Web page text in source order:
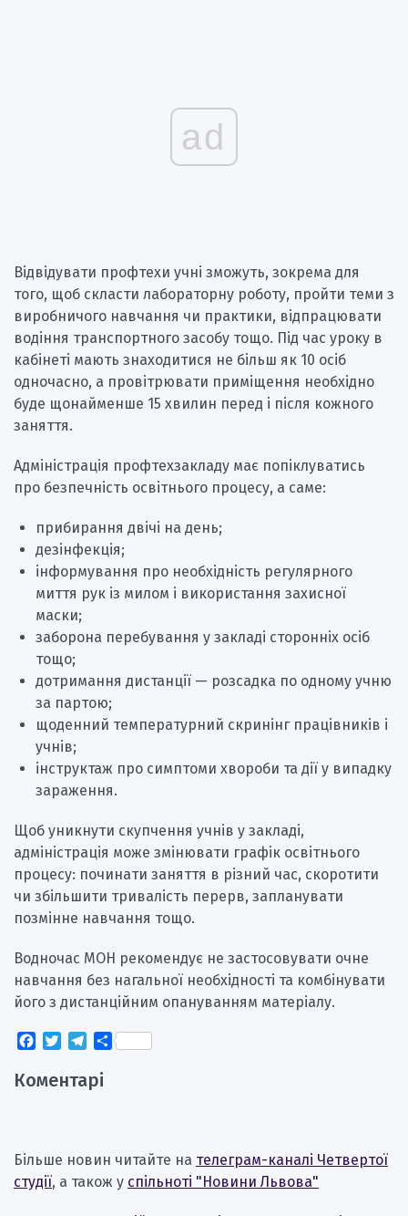
ad
Відвідувати профтехи учні зможуть, зокрема для
того, щоб скласти лабораторну роботу, пройти теми з
виробничого навчання чи практики, відпрацювати
водіння транспортного засобу тощо. Під час уроку в
кабінеті мають знаходитися не більш як 10 осіб
одночасно, а провітрювати приміщення необхідно
буде щонайменше 15 хвилин перед і після кожного
заняття.
Адміністрація профтехзакладу має попіклуватись
про безпечність освітнього процесу, а саме:
прибирання двічі на день;
дезінфекція;
інформування про необхідність регулярного
миття рук із милом і використання захисної
маски;
заборона перебування у закладі сторонніх осіб
тощо;
дотримання дистанції — розсадка по одному учню
за партою;
щоденний температурний скринінг працівників і
учнів;
інструктаж про симптоми хвороби та дії у випадку
зараження.
Щоб уникнути скупчення учнів у закладі,
адміністрація може змінювати графік освітнього
процесу: починати заняття в різний час, скоротити
чи збільшити тривалість перерв, запланувати
позмінне навчання тощо.
Водночас МОН рекомендує не застосовувати очне
навчання без нагальної необхідності та комбінувати
його з дистанційним опануванням матеріалу.
Facebook
TwitterTelegram
Поділитися
Коментарі
Більше новин читайте на телеграм-каналі Четвертої
студії, а також у спільноті "Новини Львова"